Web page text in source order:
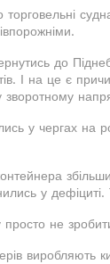
до
І на це є
зворотному
у чергах на
у
не
виробляють